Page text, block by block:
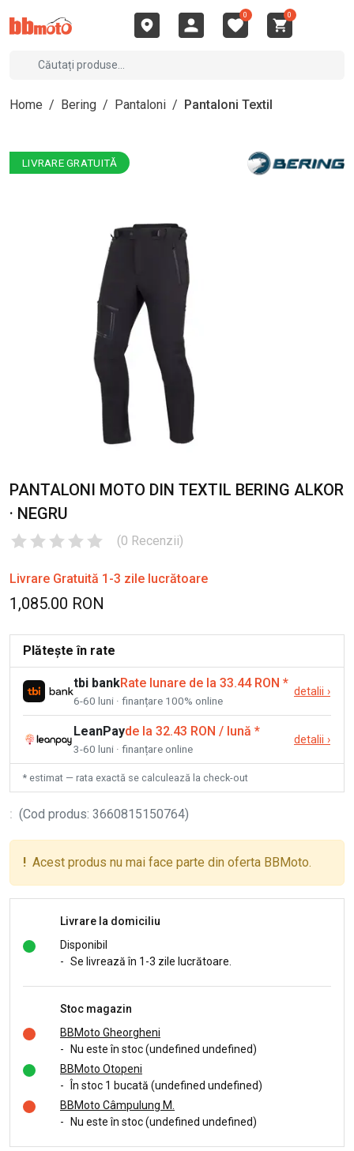
0 0
Home / Bering / Pantaloni / Pantaloni Textil
LIVRARE GRATUITĂ
PANTALONI MOTO DIN TEXTIL BERING ALKOR
· NEGRU
(0 Recenzii)
Livrare Gratuită 1-3 zile lucrătoare
1,085.00 RON
Plătește în rate
tbi bankRate lunare de la 33.44 RON *
6-60 luni · finanțare 100% online
detalii ›
LeanPayde la 32.43 RON / lună *
3-60 luni · finanțare online
detalii ›
* estimat — rata exactă se calculează la check-out
: (Cod produs: 3660815150764)
! Acest produs nu mai face parte din oferta BBMoto.
Livrare la domiciliu
Disponibil
- Se livrează în 1-3 zile lucrătoare.
Stoc magazin
BBMoto Gheorgheni
-
Nu este în stoc (undefined undefined)
BBMoto Otopeni
-
În stoc 1 bucată (undefined undefined)
BBMoto Câmpulung M.
-
Nu este în stoc (undefined undefined)